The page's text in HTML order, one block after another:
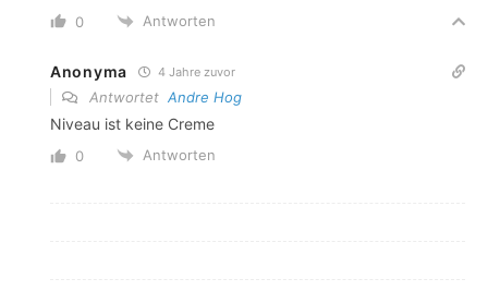
0 Antworten
Anonyma 4 Jahre zuvor
Antwortet Andre Hog
Niveau ist keine Creme
0 Antworten